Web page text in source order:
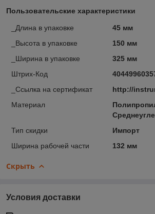
Пользовательские характеристики
_Длина в упаковке
45 мм
_Высота в упаковке
150 мм
_Ширина в упаковке
325 мм
Штрих-Код
_Ссылка на сертификат
http://
Материал
Тип скидки
Импорт
Ширина рабочей части
132 мм
Скрыть
Условия доставки